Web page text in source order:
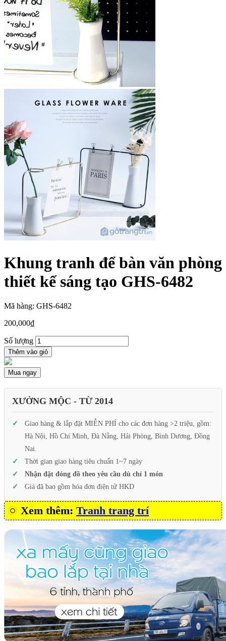
Khung tranh để bàn văn phòng
thiết kế sáng tạo GHS-6482
Mã hàng: GHS-6482
200,000₫
Số lượng
Thêm vào giỏ
Mua ngay
XƯỞNG MỘC - TỪ 2014
Giao hàng & lắp đặt MIỄN PHÍ cho các đơn hàng >2 triệu, gồm:
Hà Nội, Hồ Chí Minh, Đà Nẵng, Hải Phòng, Bình Dương, Đồng
Nai.
Thời gian giao hàng tiêu chuẩn 1~7 ngày
Nhận đặt đóng đồ theo yêu cầu dù chỉ 1 món
Giá đã bao gồm hóa đơn điện tử HKD
Xem thêm: Tranh trang trí